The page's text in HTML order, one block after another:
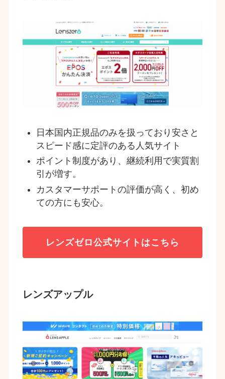
日本国内正規品のみを扱っており安さと
スピード感に定評のある人気サイト
ポイント制度があり、継続利用で実質割
引が増す。
カスタマーサポートの評価が高く、初め
ての方にも安心。
レンズゼロ公式サイトはこちら
レンズアップル